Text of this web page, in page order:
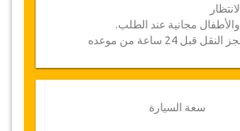
مجانية عند الطلب.
24 ساعة من موعده
سعة السيارة